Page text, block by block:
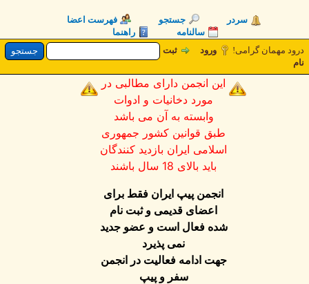
سردر جستجو
فهرست اعضا
سالنامه
راهنما
مهمان گرامی!
ورود ثبت
این انجمن دارای مطالبی در
مورد دخانیات و ادوات
وابسته به آن می باشد
طبق قوانین کشور جمهوری
اسلامی ایران بازدید کنندگان
باید بالای 18 سال باشند
انجمن پیپ ایران فقط برای
اعضای قدیمی و ثبت نام
شده فعال است و عضو جدید
نمی پذیرد
جهت ادامه فعالیت در انجمن
سفر و پیپ